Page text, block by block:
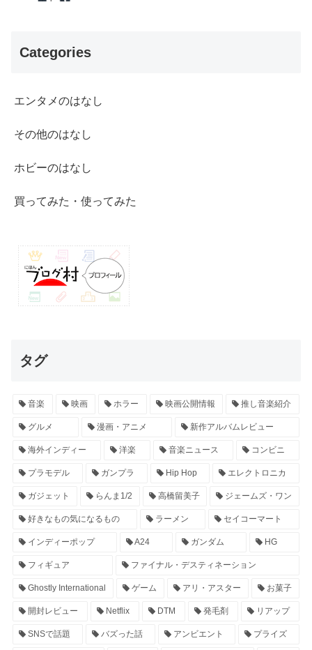
Categories
エンタメのはなし
その他のはなし
ホビーのはなし
買ってみた・使ってみた
タグ
音楽 映画 ホラー 映画公開情報 推し音楽紹介
グルメ 漫画・アニメ 新作アルバムレビュー
海外インディー 洋楽 音楽ニュース コンビニ
プラモデル ガンプラ Hip Hop エレクトロニカ
ガジェット らんま1/2 高橋留美子 ジェームズ・ワン
好きなもの気になるもの ラーメン セイコーマート
インディーポップ A24 ガンダム HG
フィギュア ファイナル・デスティネーション
Ghostly International ゲーム アリ・アスター お菓子
開封レビュー Netflix DTM 発毛剤 リアップ
SNSで話題 バズった話 アンビエント プライズ